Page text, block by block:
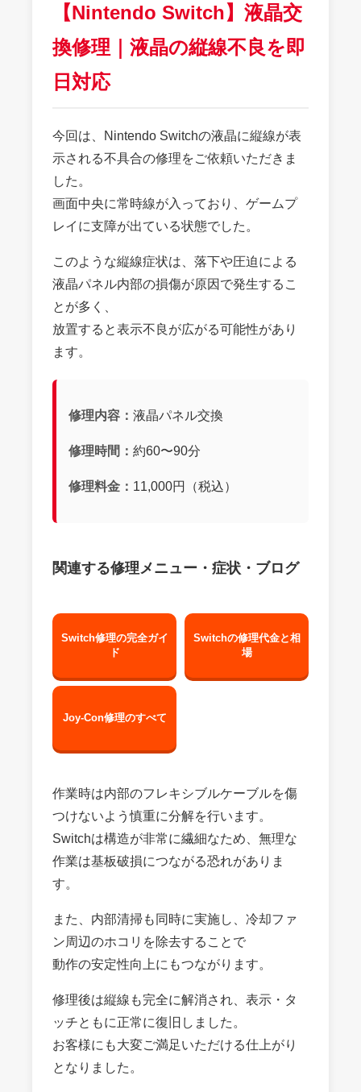
【Nintendo Switch】液晶交
換修理｜液晶の縦線不良を即
日対応
今回は、Nintendo Switchの液晶に縦線が表
示される不具合の修理をご依頼いただきま
した。
画面中央に常時線が入っており、ゲームプ
レイに支障が出ている状態でした。
このような縦線症状は、落下や圧迫による
液晶パネル内部の損傷が原因で発生するこ
とが多く、
放置すると表示不良が広がる可能性があり
ます。
修理内容： 液晶パネル交換
修理時間： 約60〜90分
修理料金： 11,000円（税込）
関連する修理メニュー・症状・ブログ
Switch修理の完全ガイ
ド
Switchの修理代金と相
場
Joy-Con修理のすべて
作業時は内部のフレキシブルケーブルを傷
つけないよう慎重に分解を行います。
Switchは構造が非常に繊細なため、無理な
作業は基板破損につながる恐れがありま
す。
また、内部清掃も同時に実施し、冷却ファ
ン周辺のホコリを除去することで
動作の安定性向上にもつながります。
修理後は縦線も完全に解消され、表示・タ
ッチともに正常に復旧しました。
お客様にも大変ご満足いただける仕上がり
となりました。